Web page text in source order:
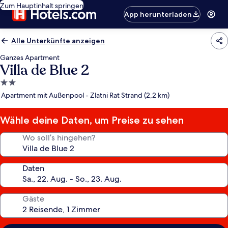
Zum Hauptinhalt springen
App herunterladen
Alle Unterkünfte anzeigen
Ganzes Apartment
Villa de Blue 2
2.0-
Sterne-
Apartment mit Außenpool - Zlatni Rat Strand (2,2 km)
Wähle deine Daten, um Preise zu sehen
Wo soll’s hingehen?
Daten
Gäste